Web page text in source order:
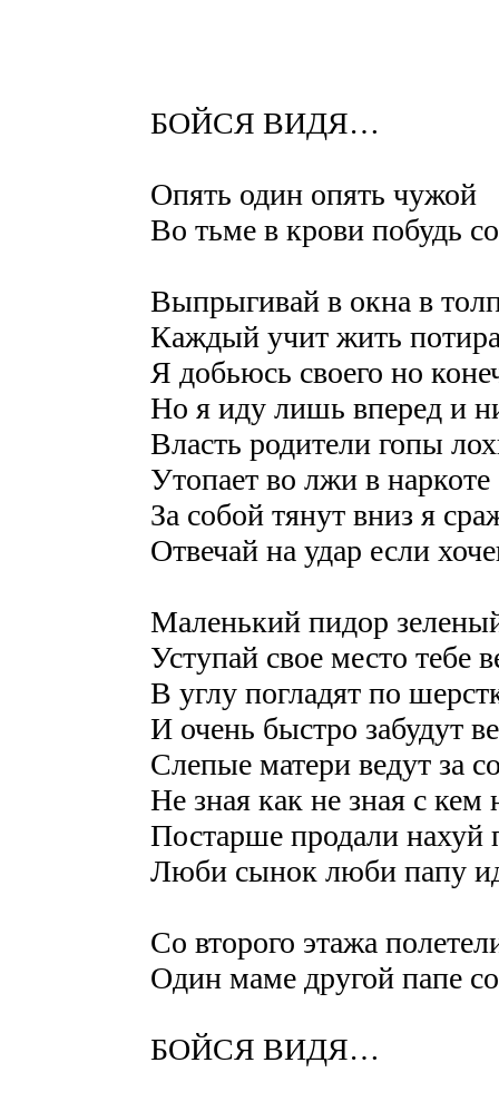
БОЙСЯ ВИДЯ…
Опять один опять чужой
Во тьме в крови побудь
Выпрыгивай в окна в
Каждый учит жить
Я добьюсь своего но
Но я иду лишь вперед и
Власть родители гопы
Утопает во лжи в
За собой тянут вниз я
Отвечай на удар если
Маленький пидор
Уступай свое место тебе
В углу погладят по
И очень быстро забудут
Слепые матери ведут за
Не зная как не зная с
Постарше продали нахуй
Люби сынок люби папу
Со второго этажа
Один маме другой папе
БОЙСЯ ВИДЯ…